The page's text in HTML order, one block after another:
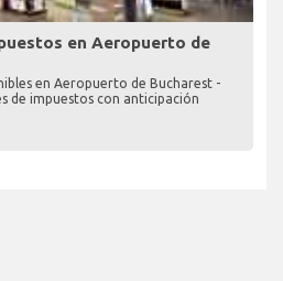
en Aeropuerto de
en Aeropuerto de Bucharest -
de impuestos con anticipación